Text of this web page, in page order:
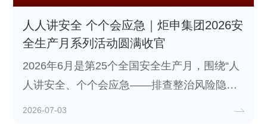
人人讲安全 个个会应急｜炬申集团2026安
全生产月系列活动圆满收官
2026年6月是第25个全国安全生产月，围绕“人
人讲安全、个个会应急——排查整治风险隐
2026-07-03